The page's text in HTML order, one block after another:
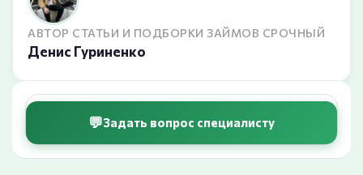
АВТОР СТАТЬИ И ПОДБОРКИ ЗАЙМОВ СРОЧНЫЙ
Денис Гуриненко
Задать вопрос специалисту